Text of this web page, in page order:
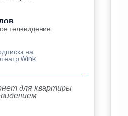
телевидение
на
Wink
для квартиры